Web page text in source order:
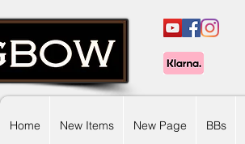
Home New Items New Page BBs